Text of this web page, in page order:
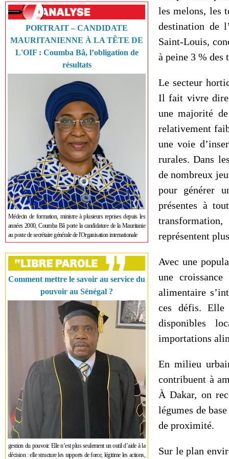
PORTRAIT – CANDIDATE
MAURITANIENNE À LA TÊTE DE
L'OIF : Coumba Bâ, l’obligation de
résultats
Médecin de formation, ministre à plusieurs reprises depuis les
années 2000, Coumba Bâ porte la candidature de la Mauritanie
au poste de secrétaire générale de l'Organisation internationale
Comment mettre le savoir au service du
pouvoir au Sénégal ?
gestion du pouvoir. Elle n’est plus seulement un outil d’aide à la
décision : elle structure les rapports de force, légitime les actions,
les melons, les
destination de
Saint-Louis,
à peine 3 % des
Le secteur
Il fait vivre
une majorité
relativement
une voie
rurales. Dans
de nombreux
pour générer
présentes à
représentent
Avec une
une
alimentaire
ces défis.
disponibles
importations
En milieu
contribuent à
À Dakar, on
légumes de
de proximité.
Sur le plan